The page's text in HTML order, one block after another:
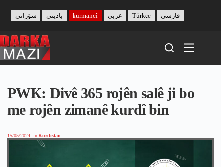
content
بادینی سۆرانی kurmancî عربي Türkçe فارسی
PWK: Divê 365 rojên salê ji bo
me rojên zimanê kurdî bin
15/05/2024 in Kurdistan